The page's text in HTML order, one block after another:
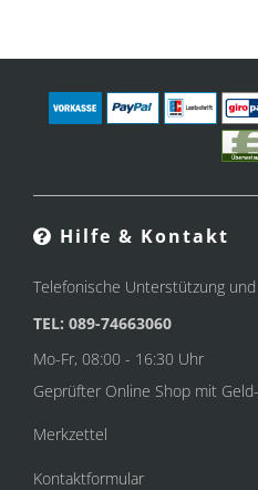
Hilfe & Kontakt
Telefonische Unterstützung
TEL: 089-74663060
Mo-Fr, 08:00 - 16:30 Uhr
Geprüfter Online Shop mit
Merkzettel
Kontaktformular